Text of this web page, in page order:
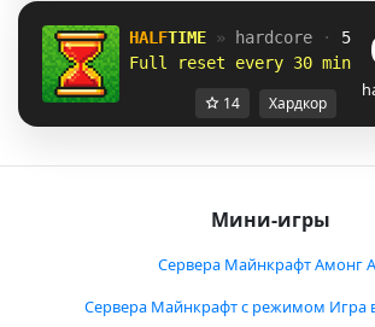
HALFTIME » hardcore · 500
Full reset every 30 min
14 Хардкор
Мини-игры
Сервера Майнкрафт Амонг
Сервера Майнкрафт с режимом Игра